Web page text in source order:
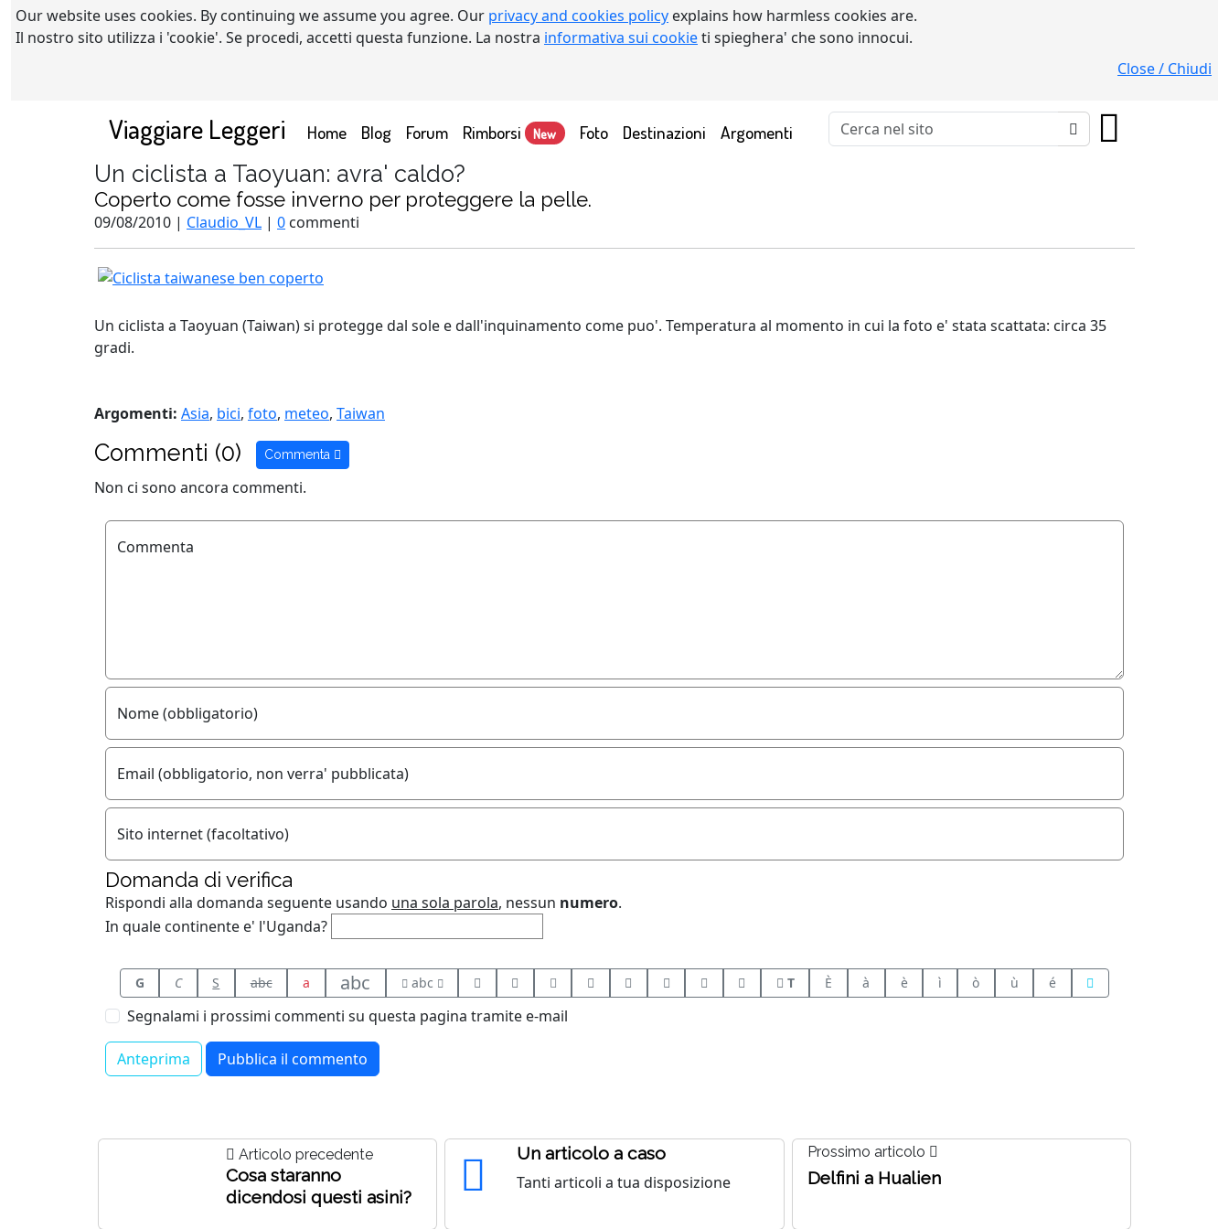
Our website uses cookies. By continuing we assume you agree. Our privacy and cookies policy explains how harmless cookies are.
Il nostro sito utilizza i 'cookie'. Se procedi, accetti questa funzione. La nostra informativa sui cookieti spieghera' che sono innocui.
Close / Chiudi
Viaggiare Leggeri Home(current)
Blog Forum Rimborsi New Foto Destinazioni Argomenti
Un ciclista a Taoyuan: avra' caldo?
Coperto come fosse inverno per proteggere la pelle.
09/08/2010 | Claudio_VL | 0 commenti
Un ciclista a Taoyuan (Taiwan) si protegge dal sole e dall'inquinamento come puo'. Temperatura al momento in cui la foto e' stata scattata: circa 35
gradi.
Argomenti: Asia, bici, foto, meteo, Taiwan
Commenti (0) Commenta
Non ci sono ancora commenti.
Commenta
Nome (obbligatorio)
Email (obbligatorio, non verra' pubblicata)
Sito internet (facoltativo)
Domanda di verifica
Rispondi alla domanda seguente usando una sola parola, nessun numero.
In quale continente e' l'Uganda?
G C S abc a abc abc T È à è ì ò ù é
Segnalami i prossimi commenti su questa pagina tramite e-mail
Articolo precedente
Cosa staranno
dicendosi questi asini?
Un articolo a caso
Tanti articoli a tua disposizione
Prossimo articolo
Delfini a Hualien